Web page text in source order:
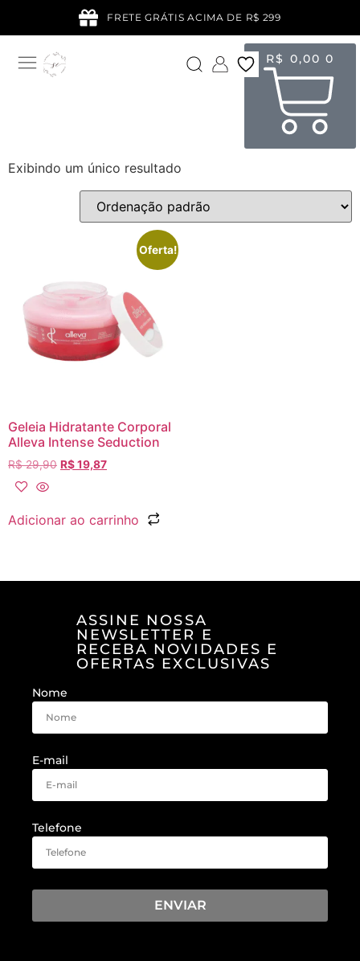
FRETE GRÁTIS ACIMA DE R$ 299
R$ 0,00 0
Exibindo um único resultado
Oferta!
Geleia Hidratante Corporal
Alleva Intense Seduction
R$29,90 R$19,87
Adicionar ao carrinho
ASSINE NOSSA
NEWSLETTER E
RECEBA NOVIDADES E
OFERTAS EXCLUSIVAS
Nome
E-mail
Telefone
ENVIAR